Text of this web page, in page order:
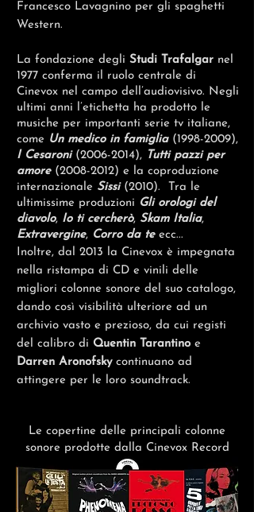
Francesco Lavagnino per gli spaghetti
Western.
La fondazione degli Studi Trafalgar nel
1977 conferma il ruolo centrale di
Cinevox nel campo dell’audiovisivo. Negli
ultimi anni l’etichetta ha prodotto le
musiche per importanti serie tv italiane,
come Un medico in famiglia (1998-2009),
I Cesaroni (2006-2014), Tutti pazzi per
amore (2008-2012) e la coproduzione
internazionale Sissi(2010). Tra le
ultimissime produzioni Gli orologi del
diavolo, Io ti cercherò, Skam Italia,
Extravergine, Corro da teecc...
Inoltre, dal 2013 la Cinevox è impegnata
nella ristampa di CD e vinili delle
migliori colonne sonore del suo catalogo,
dando così visibilità ulteriore ad un
archivio vasto e prezioso, da cui registi
del calibro di Quentin Tarantino e
Darren Aronofskycontinuano ad
attingere per le loro soundtrack.
Le copertine delle principali colonne
sonore prodotte dalla Cinevox Record